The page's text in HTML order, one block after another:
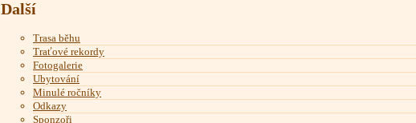
Další
Trasa běhu
Traťové rekordy
Fotogalerie
Ubytování
Minulé ročníky
Odkazy
Sponzoři